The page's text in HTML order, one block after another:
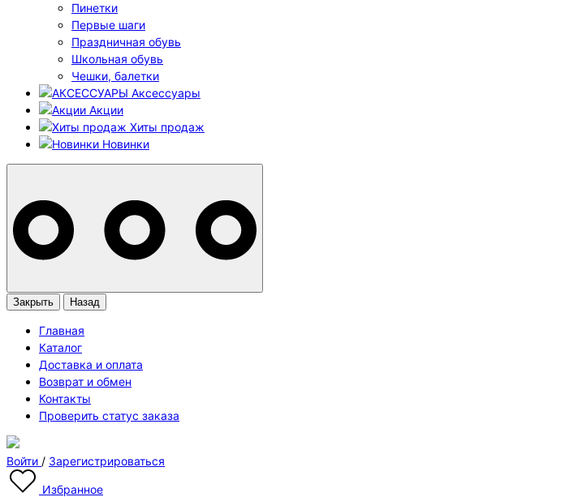
Пинетки
Первые шаги
Праздничная обувь
Школьная обувь
Чешки, балетки
Аксессуары
Акции
Хиты продаж
Новинки
Закрыть Назад
Главная
Каталог
Доставка и оплата
Возврат и обмен
Контакты
Проверить статус заказа
Войти / Зарегистрироваться
Избранное